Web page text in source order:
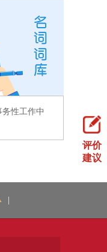
性工作中
评价
建议